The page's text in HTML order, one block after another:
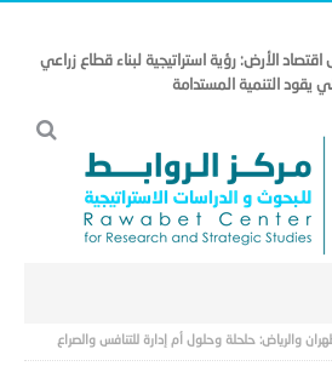
الأرض: رؤية استراتيجية لبناء قطاع زراعي
يقود التنمية المستدامة
والرياض: حلحلة وحلول أم إدارة للتنافس والصراع